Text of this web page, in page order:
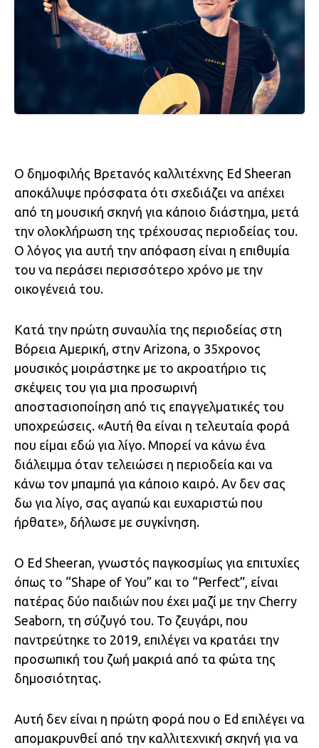
Ο δημοφιλής Βρετανός καλλιτέχνης Ed Sheeran
αποκάλυψε πρόσφατα ότι σχεδιάζει να απέχει
από τη μουσική σκηνή για κάποιο διάστημα, μετά
την ολοκλήρωση της τρέχουσας περιοδείας του.
Ο λόγος για αυτή την απόφαση είναι η επιθυμία
του να περάσει περισσότερο χρόνο με την
οικογένειά του.
Κατά την πρώτη συναυλία της περιοδείας στη
Βόρεια Αμερική, στην Arizona, ο 35χρονος
μουσικός μοιράστηκε με το ακροατήριο τις
σκέψεις του για μια προσωρινή
αποστασιοποίηση από τις επαγγελματικές του
υποχρεώσεις. «Αυτή θα είναι η τελευταία φορά
που είμαι εδώ για λίγο. Μπορεί να κάνω ένα
διάλειμμα όταν τελειώσει η περιοδεία και να
κάνω τον μπαμπά για κάποιο καιρό. Αν δεν σας
δω για λίγο, σας αγαπώ και ευχαριστώ που
ήρθατε», δήλωσε με συγκίνηση.
Ο Ed Sheeran, γνωστός παγκοσμίως για επιτυχίες
όπως το “Shape of You” και το “Perfect”, είναι
πατέρας δύο παιδιών που έχει μαζί με την Cherry
Seaborn, τη σύζυγό του. Το ζευγάρι, που
παντρεύτηκε το 2019, επιλέγει να κρατάει την
προσωπική του ζωή μακριά από τα φώτα της
δημοσιότητας.
Αυτή δεν είναι η πρώτη φορά που ο Ed επιλέγει να
απομακρυνθεί από την καλλιτεχνική σκηνή για να